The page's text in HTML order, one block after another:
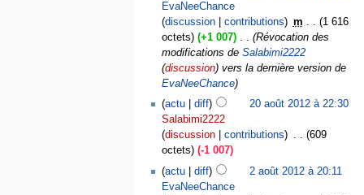
EvaNeeChance
discussion
contributions m
1 616
octets
+1 007
Révocation des
modifications deSalabimi2222
(discussion) vers la dernière version de
EvaNeeChance
actu
diff
20 août 2012 à 22:30
Salabimi2222
discussion
contributions
609
octets
-1 007
actu
diff
2 août 2012 à 20:11
EvaNeeChance